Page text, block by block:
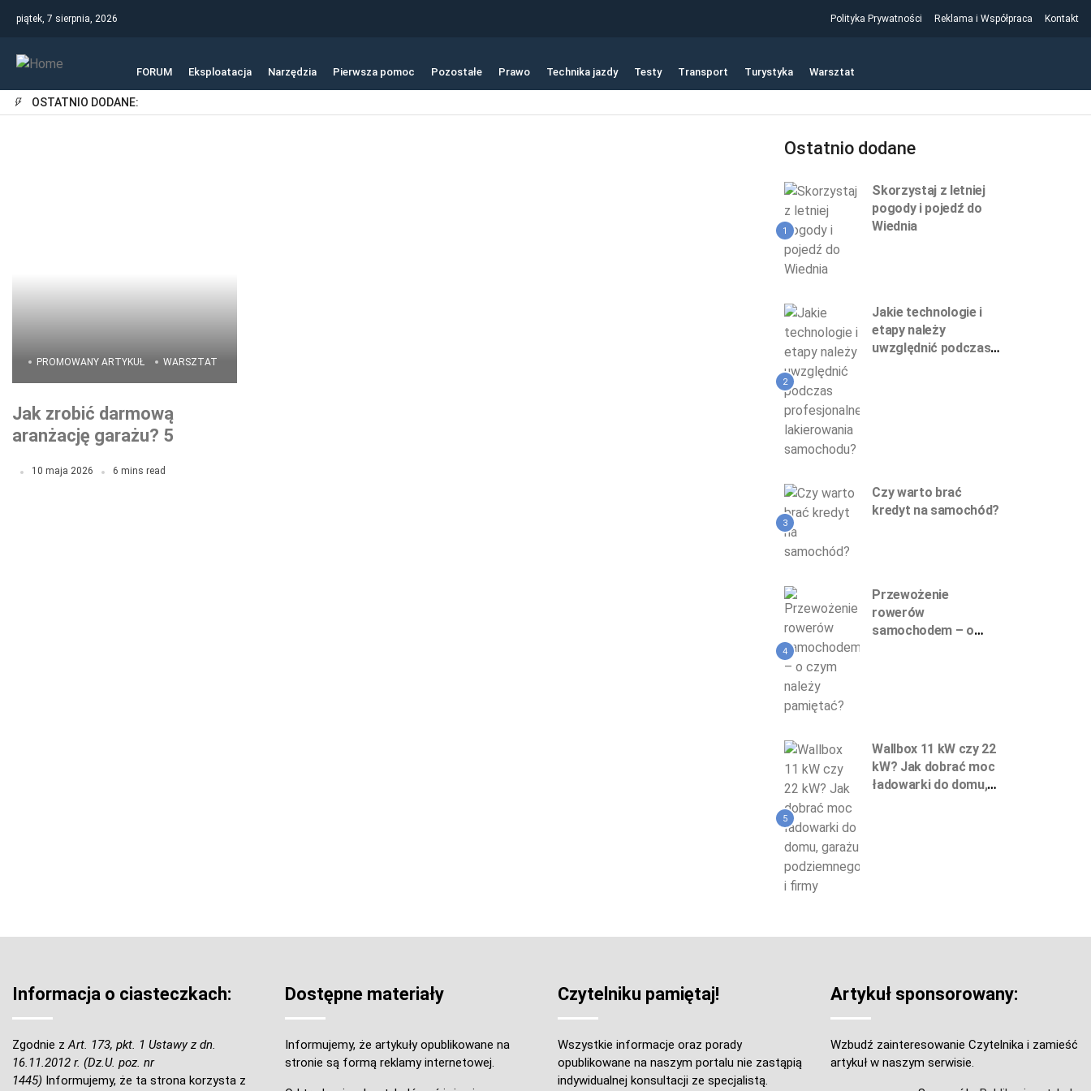
piątek, 7 sierpnia, 2026 Polityka Prywatności Reklama i Współpraca Kontakt
FORUM Eksploatacja Narzędzia Pierwsza pomoc Pozostałe Prawo Technika jazdy Testy Transport Turystyka Warsztat
OSTATNIO DODANE:
PROMOWANY ARTYKUŁ WARSZTAT
Jak zrobić darmową
aranżację garażu? 5
warsztatu w garażu
10 maja 2026 6 mins read
Ostatnio dodane
1
Skorzystaj z letniej
pogody i pojedź do
Wiednia
2
Jakie technologie i
etapy należy
uwzględnić podczas
3
Czy warto brać
kredyt na samochód?
4
Przewożenie
rowerów
samochodem – o
5
Wallbox 11 kW czy 22
kW? Jak dobrać moc
ładowarki do domu,
Informacja o ciasteczkach:
Zgodnie zArt. 173, pkt. 1 Ustawy z dn.
16.11.2012 r. (Dz.U. poz. nr
1445) Informujemy, że ta strona korzysta z
Dostępne materiały
Informujemy, że artykuły opublikowane na
stronie są formą reklamy internetowej.
Czytelniku pamiętaj!
Wszystkie informacje oraz porady
opublikowane na naszym portalu nie zastąpią
indywidualnej konsultacji ze specjalistą.
Artykuł sponsorowany:
Wzbudź zainteresowanie Czytelnika i zamieść
artykuł w naszym serwisie.